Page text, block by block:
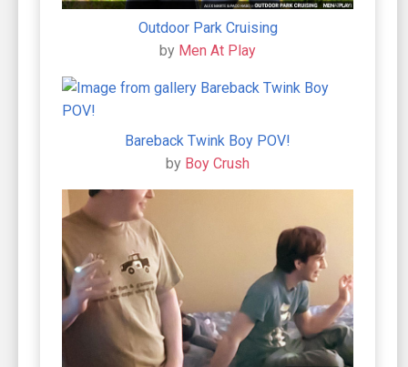
Outdoor Park Cruising
by Men At Play
Bareback Twink Boy POV!
by Boy Crush